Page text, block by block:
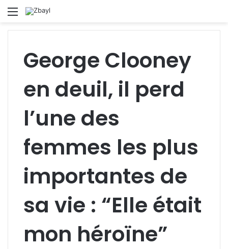
Menu
George Clooney
en deuil, il perd
l’une des
femmes les plus
importantes de
sa vie : “Elle était
mon héroïne”